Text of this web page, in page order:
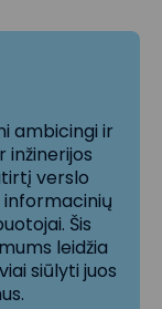
ambicingi ir
inžinerijos
verslo
Šis
leidžia
siūlyti juos